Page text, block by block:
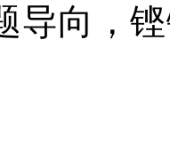
导向，